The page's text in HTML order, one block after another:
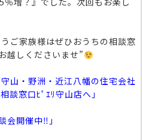
ご家族様はぜひおうちの相談窓
越しくださいませ”
山・野洲・近江八幡の住宅会社
談窓口ﾋﾟｴﾘ守山店へ」
会開催中‼」